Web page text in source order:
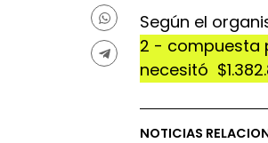
Según el
2 - compuesta
necesitó
NOTICIAS